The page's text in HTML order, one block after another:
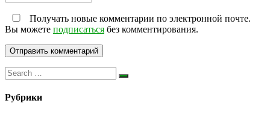
Получать новые комментарии по электронной почте.
Вы можете подписаться без комментирования.
Рубрики